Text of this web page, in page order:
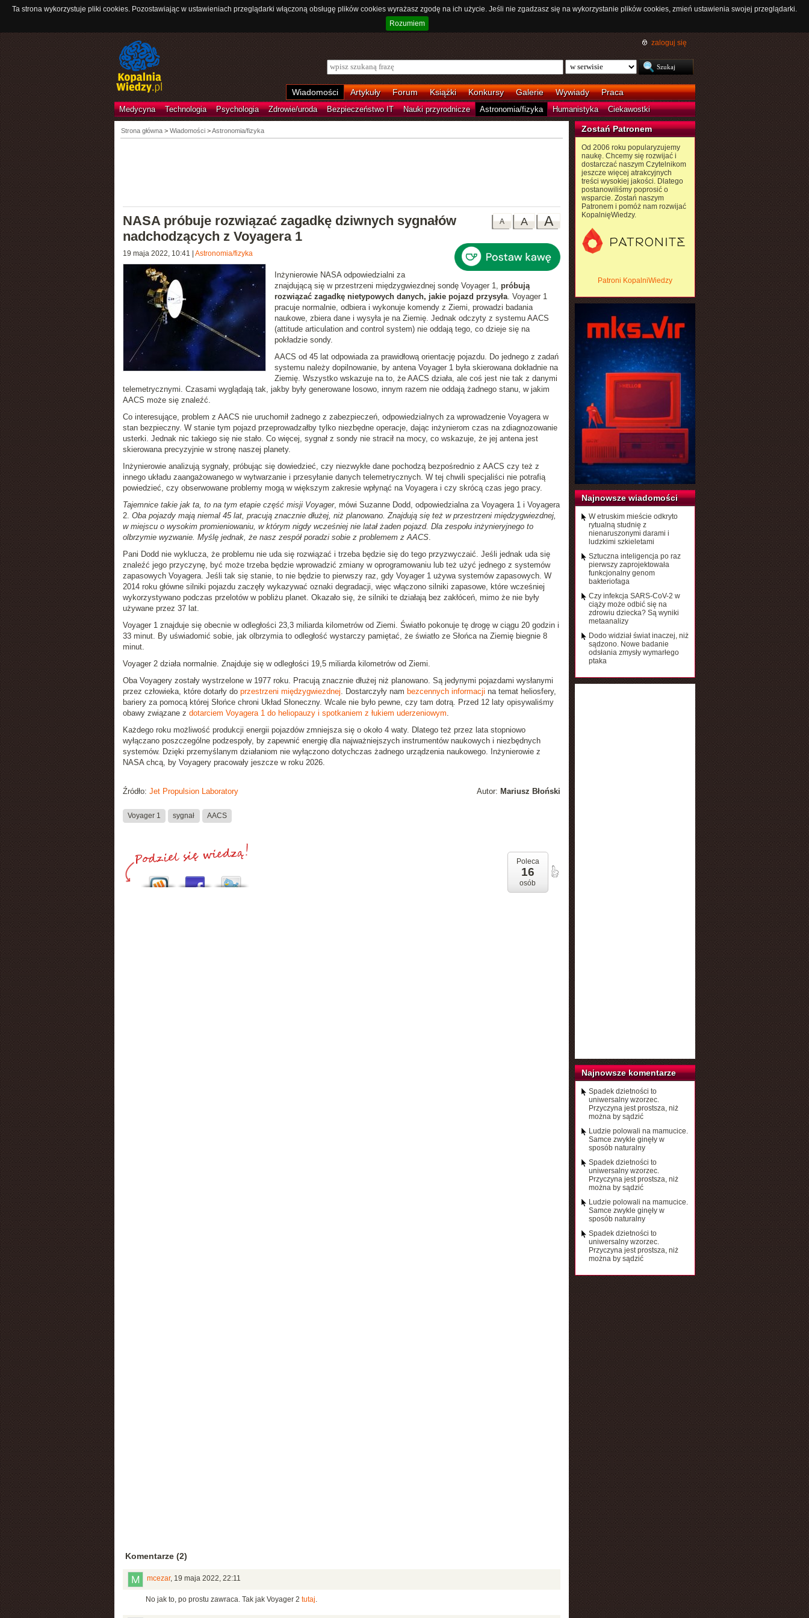
Ta strona wykorzystuje pliki cookies. Pozostawiając w ustawieniach przeglądarki włączoną obsługę plików cookies wyrażasz zgodę na ich użycie. Jeśli nie zgadzasz się na wykorzystanie plików cookies, zmień ustawienia swojej przeglądarki.
Rozumiem
zaloguj się
Wiadomości Artykuły Forum Książki Konkursy Galerie Wywiady Praca
Medycyna Technologia Psychologia Zdrowie/uroda Bezpieczeństwo IT Nauki przyrodnicze Astronomia/fizyka Humanistyka Ciekawostki
Strona główna> Wiadomości >Astronomia/fizyka
A
A
A
NASA próbuje rozwiązać zagadkę dziwnych sygnałów
nadchodzących z Voyagera 1
19 maja 2022, 10:41 Astronomia/fizyka
Inżynierowie NASA odpowiedzialni za
znajdującą się w przestrzeni międzygwiezdnej sondę Voyager 1, próbują
rozwiązać zagadkę nietypowych danych, jakie pojazd przysyła. Voyager 1
pracuje normalnie, odbiera i wykonuje komendy z Ziemi, prowadzi badania
naukowe, zbiera dane i wysyła je na Ziemię. Jednak odczyty z systemu AACS
(attitude articulation and control system) nie oddają tego, co dzieje się na
pokładzie sondy.
AACS od 45 lat odpowiada za prawidłową orientację pojazdu. Do jednego z zadań
systemu należy dopilnowanie, by antena Voyager 1 była skierowana dokładnie na
Ziemię. Wszystko wskazuje na to, że AACS działa, ale coś jest nie tak z danymi
telemetrycznymi. Czasami wyglądają tak, jakby były generowane losowo, innym razem nie oddają żadnego stanu, w jakim
AACS może się znaleźć.
Co interesujące, problem z AACS nie uruchomił żadnego z zabezpieczeń, odpowiedzialnych za wprowadzenie Voyagera w
stan bezpieczny. W stanie tym pojazd przeprowadzałby tylko niezbędne operacje, dając inżynierom czas na zdiagnozowanie
usterki. Jednak nic takiego się nie stało. Co więcej, sygnał z sondy nie stracił na mocy, co wskazuje, że jej antena jest
skierowana precyzyjnie w stronę naszej planety.
Inżynierowie analizują sygnały, próbując się dowiedzieć, czy niezwykłe dane pochodzą bezpośrednio z AACS czy też z
innego układu zaangażowanego w wytwarzanie i przesyłanie danych telemetrycznych. W tej chwili specjaliści nie potrafią
powiedzieć, czy obserwowane problemy mogą w większym zakresie wpłynąć na Voyagera i czy skrócą czas jego pracy.
Tajemnice takie jak ta, to na tym etapie część misji Voyager, mówi Suzanne Dodd, odpowiedzialna za Voyagera 1 i Voyagera
2. Oba pojazdy mają niemal 45 lat, pracują znacznie dłużej, niż planowano. Znajdują się też w przestrzeni międzygwiezdnej,
w miejscu o wysokim promieniowaniu, w którym nigdy wcześniej nie latał żaden pojazd. Dla zespołu inżynieryjnego to
olbrzymie wyzwanie. Myślę jednak, że nasz zespół poradzi sobie z problemem z AACS.
Pani Dodd nie wyklucza, że problemu nie uda się rozwiązać i trzeba będzie się do tego przyzwyczaić. Jeśli jednak uda się
znaleźć jego przyczynę, być może trzeba będzie wprowadzić zmiany w oprogramowaniu lub też użyć jednego z systemów
zapasowych Voyagera. Jeśli tak się stanie, to nie będzie to pierwszy raz, gdy Voyager 1 używa systemów zapasowych. W
2014 roku główne silniki pojazdu zaczęły wykazywać oznaki degradacji, więc włączono silniki zapasowe, które wcześniej
wykorzystywano podczas przelotów w pobliżu planet. Okazało się, że silniki te działają bez zakłóceń, mimo że nie były
używane przez 37 lat.
Voyager 1 znajduje się obecnie w odległości 23,3 miliarda kilometrów od Ziemi. Światło pokonuje tę drogę w ciągu 20 godzin i
33 minut. By uświadomić sobie, jak olbrzymia to odległość wystarczy pamiętać, że światło ze Słońca na Ziemię biegnie 8
minut.
Voyager 2 działa normalnie. Znajduje się w odległości 19,5 miliarda kilometrów od Ziemi.
Oba Voyagery zostały wystrzelone w 1977 roku. Pracują znacznie dłużej niż planowano. Są jedynymi pojazdami wysłanymi
przez człowieka, które dotarły do przestrzeni międzygwiezdnej. Dostarczyły nam bezcennych informacji na temat heliosfery,
bariery za pomocą której Słońce chroni Układ Słoneczny. Wcale nie było pewne, czy tam dotrą. Przed 12 laty opisywaliśmy
obawy związane z dotarciem Voyagera 1 do heliopauzy i spotkaniem z łukiem uderzeniowym.
Każdego roku możliwość produkcji energii pojazdów zmniejsza się o około 4 waty. Dlatego też przez lata stopniowo
wyłączano poszczególne podzespoły, by zapewnić energię dla najważniejszych instrumentów naukowych i niezbędnych
systemów. Dzięki przemyślanym działaniom nie wyłączono dotychczas żadnego urządzenia naukowego. Inżynierowie z
NASA chcą, by Voyagery pracowały jeszcze w roku 2026.
Autor: Mariusz Błoński
Źródło: Jet Propulsion Laboratory
Voyager 1 sygnał AACS
Poleca
16
osób
Komentarze (2)
mcezar, 19 maja 2022, 22:11
No jak to, po prostu zawraca. Tak jak Voyager 2 tutaj.
Zostań Patronem
Od 2006 roku popularyzujemy
naukę. Chcemy się rozwijać i
dostarczać naszym Czytelnikom
jeszcze więcej atrakcyjnych
treści wysokiej jakości. Dlatego
postanowiliśmy poprosić o
wsparcie. Zostań naszym
Patronem i pomóż nam rozwijać
KopalnięWiedzy.
Patroni KopalniWiedzy
Najnowsze wiadomości
W etruskim mieście odkryto
rytualną studnię z
nienaruszonymi darami i
ludzkimi szkieletami
Sztuczna inteligencja po raz
pierwszy zaprojektowała
funkcjonalny genom
bakteriofaga
Czy infekcja SARS-CoV-2 w
ciąży może odbić się na
zdrowiu dziecka? Są wyniki
metaanalizy
Dodo widział świat inaczej, niż
sądzono. Nowe badanie
odsłania zmysły wymarłego
ptaka
Najnowsze komentarze
Spadek dzietności to
uniwersalny wzorzec.
Przyczyna jest prostsza, niż
można by sądzić
Ludzie polowali na mamucice.
Samce zwykle ginęły w
sposób naturalny
Spadek dzietności to
uniwersalny wzorzec.
Przyczyna jest prostsza, niż
można by sądzić
Ludzie polowali na mamucice.
Samce zwykle ginęły w
sposób naturalny
Spadek dzietności to
uniwersalny wzorzec.
Przyczyna jest prostsza, niż
można by sądzić